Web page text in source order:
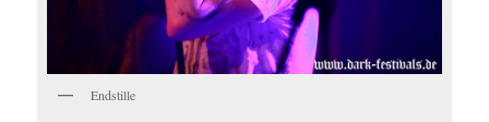
Endstille